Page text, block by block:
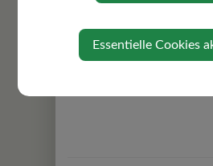
Die Kapelle ist der Hl. Maria
gegenüber befinden sich
Essentielle Cookies